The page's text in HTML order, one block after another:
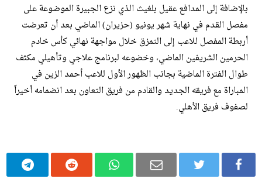
بالإضافة إلى المدافع عقيل بلغيث الذي نزع الجبيرة الموضوعة على
مفصل القدم في نهاية شهر يونيو (حزيران) الماضي بعد أن تعرضت
أربطة المفصل للاعب إلى التمزق خلال مواجهة نهائي كأس خادم
الحرمين الشريفين الماضي، وخضوعه لبرنامج علاجي وتأهيلي مكثف
طوال الفترة الماضية بجانب الظهور الأول للاعب أحمد الزين في
المباراة مع فريقه الجديد والقادم من فريق التعاون بعد انضمامه أخيراً
لصفوف فريق الأهلي.